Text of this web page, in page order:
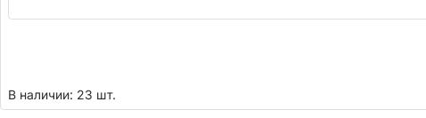
В наличии: 23 шт.